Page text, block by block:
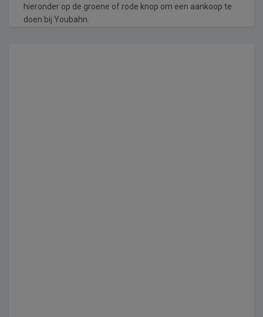
hieronder op de groene of rode knop om een aankoop te
doen bij Youbahn.